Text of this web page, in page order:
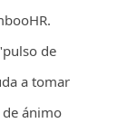
de
a tomar
de ánimo